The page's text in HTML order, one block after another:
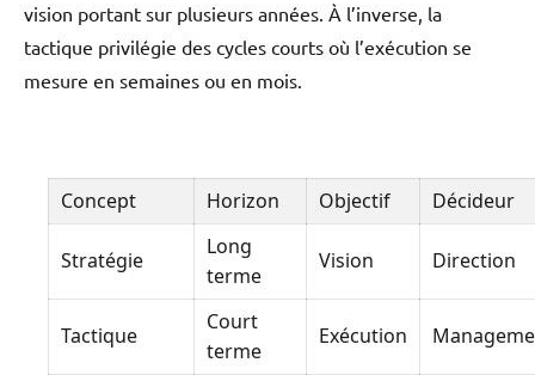
vision portant sur plusieurs années. À l’inverse, la
tactique privilégie des cycles courts où l’exécution se
mesure en semaines ou en mois.
Concept Horizon Objectif Décideur
Stratégie
Long
terme
Vision Direction
Tactique
Court
terme
Exécution